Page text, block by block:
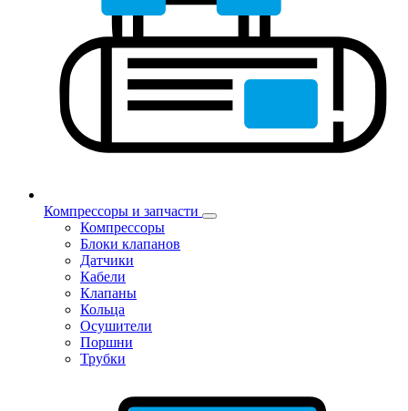
Компрессоры и запчасти
Компрессоры
Блоки клапанов
Датчики
Кабели
Клапаны
Кольца
Осушители
Поршни
Трубки